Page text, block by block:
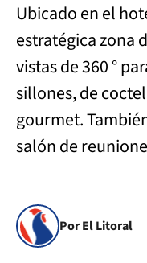
Ubicado en el
estratégica zona
vistas de 360 °
sillones, de
gourmet.
salón de
Por El Litoral